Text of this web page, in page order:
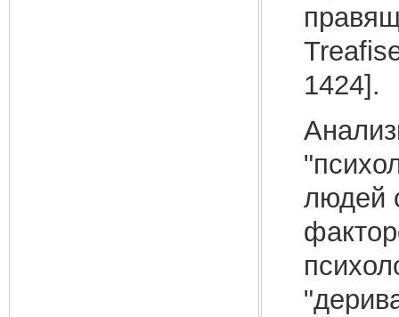
1424].
людей